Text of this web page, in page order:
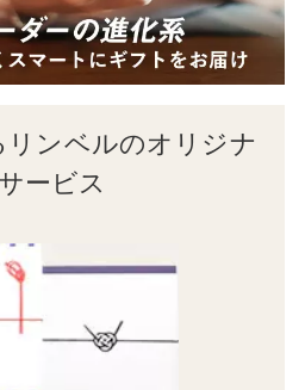
リンベルのオリジナ
ービス